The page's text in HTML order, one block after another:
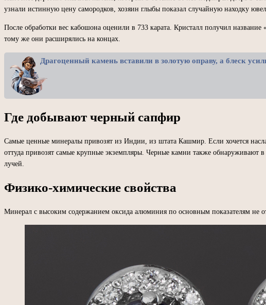
узнали истинную цену самородков, хозяин глыбы показал случайную находку
После обработки вес кабошона оценили в 733 карата. Кристалл получил
тому же они расширялись на концах.
Драгоценный камень вставили в золотую оправу, а блеск
Где добывают черный сапфир
Самые ценные минералы привозят из Индии, из штата Кашмир. Если хочется
оттуда привозят самые крупные экземпляры. Черные камни также
лучей.
Физико-химические свойства
Минерал с высоким содержанием оксида алюминия по основным показателям не